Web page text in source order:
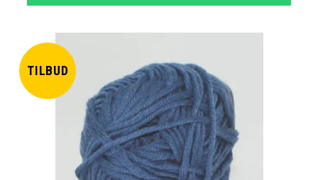
TILBUD